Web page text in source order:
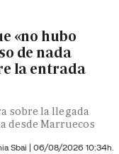
«no hubo
de nada
la entrada
sobre la llegada
desde Marruecos
Sbai | 06/08/2026 10:34h.